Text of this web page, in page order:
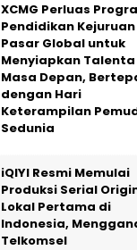
XCMG Perluas
Pendidikan
Pasar Global untuk
Menyiapkan Talenta
Masa Depan,
dengan Hari
Keterampilan
Sedunia
iQIYI Resmi Memulai
Produksi Serial
Lokal Pertama di
Indonesia,
Telkomsel